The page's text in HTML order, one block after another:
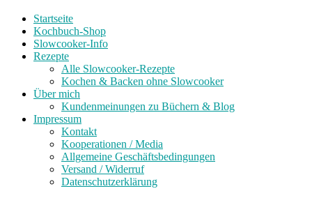
Startseite
Kochbuch-Shop
Slowcooker-Info
Rezepte
Alle Slowcooker-Rezepte
Kochen & Backen ohne Slowcooker
Über mich
Kundenmeinungen zu Büchern & Blog
Impressum
Kontakt
Kooperationen / Media
Allgemeine Geschäftsbedingungen
Versand / Widerruf
Datenschutzerklärung